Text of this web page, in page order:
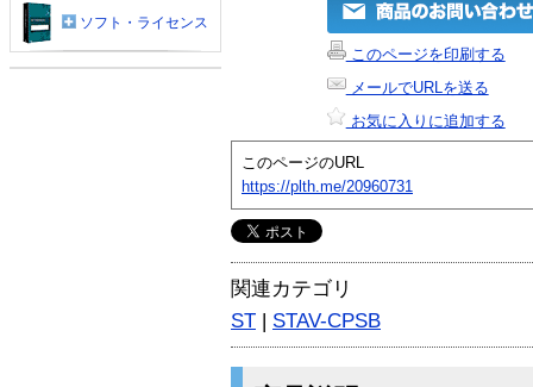
このページを印刷する
メールでURLを送る
お気に入りに追加する
このページのURL
https://plth.me/20960731
関連カテゴリ
ST | STAV-CPSB
ソフト・ライセンス